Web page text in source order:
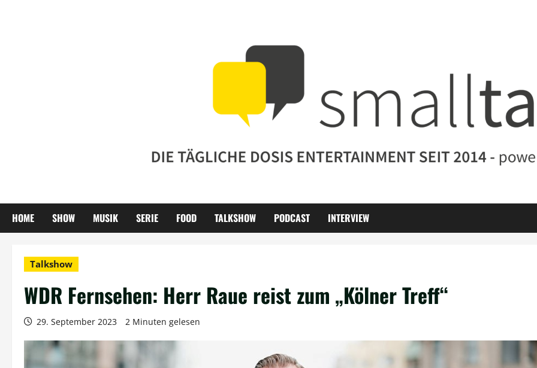
HOME SHOW MUSIK SERIE FOOD TALKSHOW PODCAST INTERVIEW
Talkshow
WDR Fernsehen: Herr Raue reist zum „Kölner Treff“
29. September 2023 2 Minuten gelesen